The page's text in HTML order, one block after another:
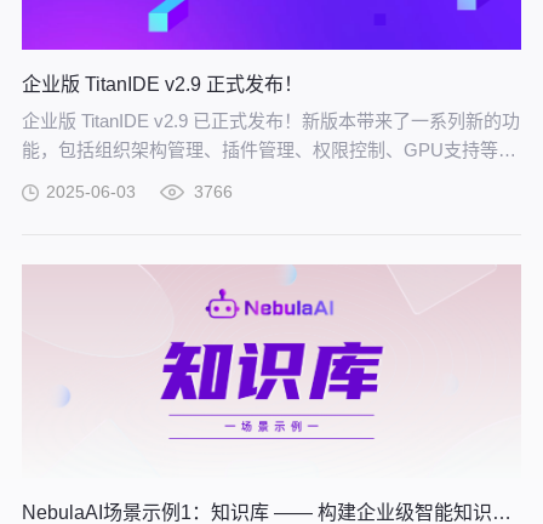
企业版 TitanIDE v2.9 正式发布！
企业版 TitanIDE v2.9 已正式发布！新版本带来了一系列新的功
能，包括组织架构管理、插件管理、权限控制、GPU支持等超
2025-06-03 3766
NebulaAI场景示例1：知识库 —— 构建企业级智能知识中枢